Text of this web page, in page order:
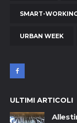
SMART-
URBAN WEEK
ULTIMI ARTICOLI